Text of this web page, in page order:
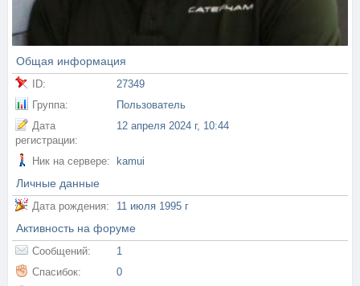
Общая информация
ID:
27349
Группа:
Пользователь
Дата
регистрации:
12 апреля 2024 г, 10:44
Ник на сервере: kamui
Личные данные
Дата рождения: 11 июля 1995 г
Активность на форуме
Сообщений:
1
Спасибок:
0